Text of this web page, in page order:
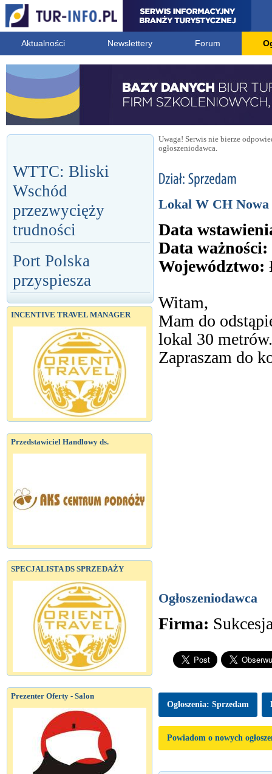
Aktualności Newslettery Forum
WTTC: Bliski
Wschód
przezwycięży
trudności
Port Polska
przyspiesza
INCENTIVE TRAVEL MANAGER
Przedstawiciel Handlowy ds.
SPECJALISTA DS SPRZEDAŻY
Prezenter Oferty - Salon
Uwaga! Serwis nie bierze
ogłoszeniodawca.
Lokal W CH Nowa
Data
Data ważności:
Województwo:
Witam,
Mam do
lokal 30 metrów.
Zapraszam do
Ogłoszeniodawca
Firma:
Ogłoszenia: Sprzedam
Powiadom o nowych